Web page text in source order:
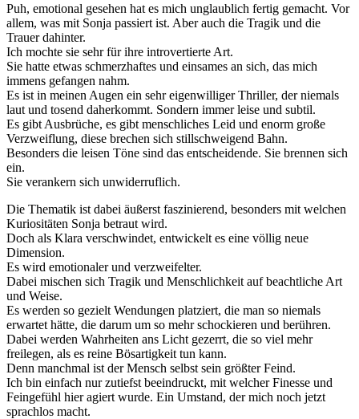
Puh, emotional gesehen hat es mich unglaublich fertig gemacht. Vor
allem, was mit Sonja passiert ist. Aber auch die Tragik und die
Trauer dahinter.
Ich mochte sie sehr für ihre introvertierte Art.
Sie hatte etwas schmerzhaftes und einsames an sich, das mich
immens gefangen nahm.
Es ist in meinen Augen ein sehr eigenwilliger Thriller, der niemals
laut und tosend daherkommt. Sondern immer leise und subtil.
Es gibt Ausbrüche, es gibt menschliches Leid und enorm große
Verzweiflung, diese brechen sich stillschweigend Bahn.
Besonders die leisen Töne sind das entscheidende. Sie brennen sich
ein.
Sie verankern sich unwiderruflich.
Die Thematik ist dabei äußerst faszinierend, besonders mit welchen
Kuriositäten Sonja betraut wird.
Doch als Klara verschwindet, entwickelt es eine völlig neue
Dimension.
Es wird emotionaler und verzweifelter.
Dabei mischen sich Tragik und Menschlichkeit auf beachtliche Art
und Weise.
Es werden so gezielt Wendungen platziert, die man so niemals
erwartet hätte, die darum um so mehr schockieren und berühren.
Dabei werden Wahrheiten ans Licht gezerrt, die so viel mehr
freilegen, als es reine Bösartigkeit tun kann.
Denn manchmal ist der Mensch selbst sein größter Feind.
Ich bin einfach nur zutiefst beeindruckt, mit welcher Finesse und
Feingefühl hier agiert wurde. Ein Umstand, der mich noch jetzt
sprachlos macht.